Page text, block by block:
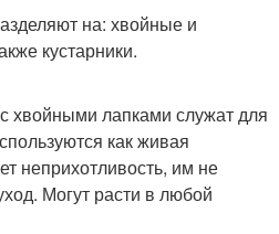
на: хвойные и
кустарники.
хвойными лапками служат для
как живая
неприхотливость, им не
Могут расти в любой